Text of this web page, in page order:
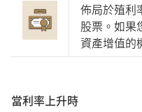
佈局於殖利
股票。如果
資產增值的
當利率上升時